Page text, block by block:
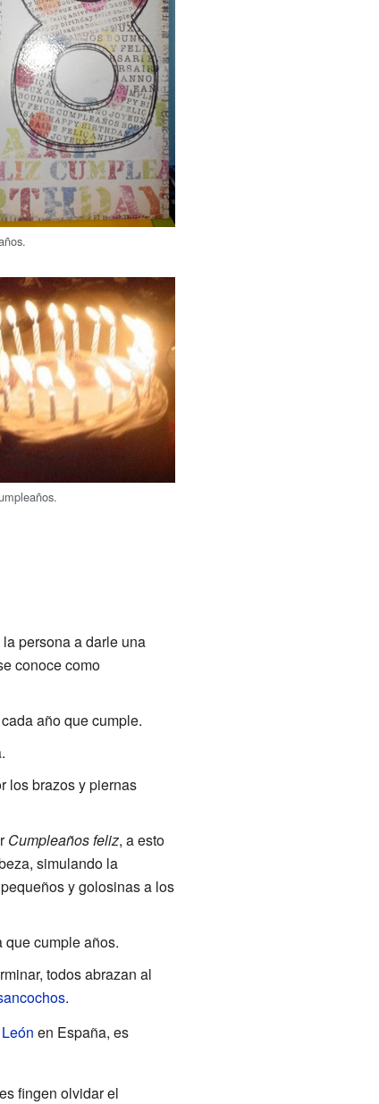
persona a darle una
conoce como
año que cumple.
los brazos y piernas
Cumpleaños feliz, a esto
simulando la
y golosinas a los
que cumple años.
todos abrazan al
.
León en España, es
fingen olvidar el